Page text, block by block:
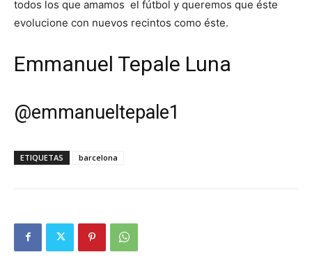
todos los que amamos el fútbol y queremos que éste
evolucione con nuevos recintos como éste.
Emmanuel Tepale Luna
@emmanueltepale1
ETIQUETAS barcelona